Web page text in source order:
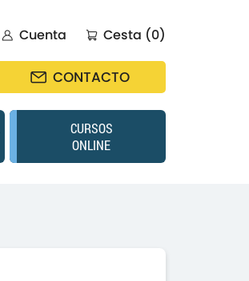
Cuenta Cesta (0)
CONTACTO
CURSOS
ONLINE